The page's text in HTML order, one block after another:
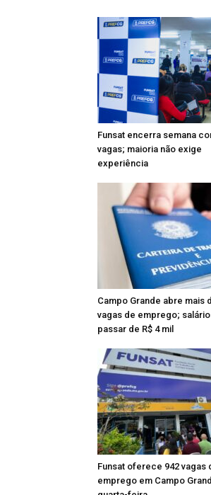
Funsat encerra semana
vagas; maioria não exige
experiência
Campo Grande abre mais
vagas de emprego;
passar de R$ 4 mil
Funsat oferece 942 vagas
emprego em Campo